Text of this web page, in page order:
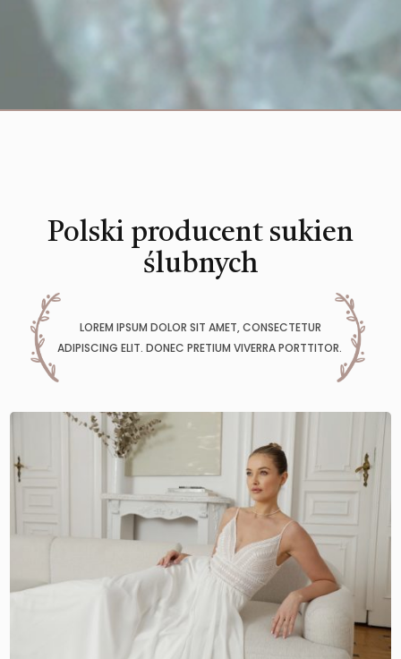
Polski producent sukien
ślubnych
LOREM IPSUM DOLOR SIT AMET, CONSECTETUR
ADIPISCING ELIT. DONEC PRETIUM VIVERRA PORTTITOR.